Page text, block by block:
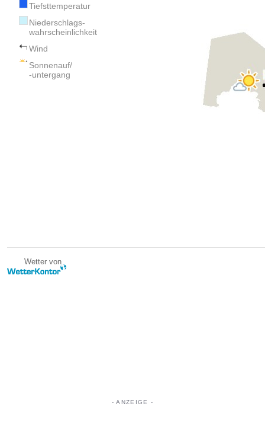
Tiefsttemperatur
Niederschlags-
wahrscheinlichkeit
Wind
Sonnenauf/
-untergang
Wetter von